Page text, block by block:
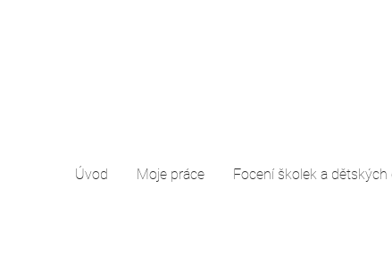
Úvod Moje práce Focení školek a dětských